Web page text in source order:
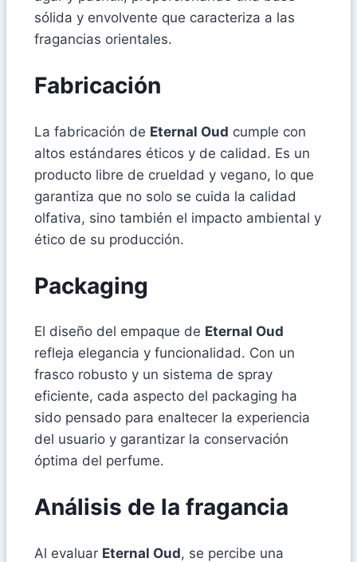
sólida y envolvente que caracteriza a las
fragancias orientales.
Fabricación
La fabricación de Eternal Oud cumple con
altos estándares éticos y de calidad. Es un
producto libre de crueldad y vegano, lo que
garantiza que no solo se cuida la calidad
olfativa, sino también el impacto ambiental y
ético de su producción.
Packaging
El diseño del empaque de Eternal Oud
refleja elegancia y funcionalidad. Con un
frasco robusto y un sistema de spray
eficiente, cada aspecto del packaging ha
sido pensado para enaltecer la experiencia
del usuario y garantizar la conservación
óptima del perfume.
Análisis de la fragancia
Al evaluar Eternal Oud, se percibe una